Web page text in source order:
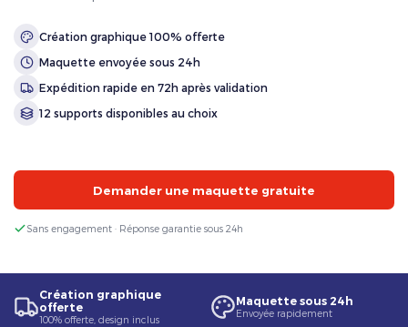
Création graphique 100% offerte
Maquette envoyée sous 24h
Expédition rapide en 72h après validation
12 supports disponibles au choix
Demander une maquette gratuite
Sans engagement · Réponse garantie sous 24h
Création graphique
offerte
100% offerte, design inclus
Maquette sous 24h
Envoyée rapidement